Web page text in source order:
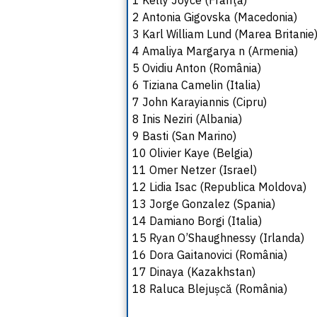
2 Antonia Gigovska (Macedonia)
3 Karl William Lund (Marea Britanie)
4 Amaliya Margarya n (Armenia)
5 Ovidiu Anton (România)
6 Tiziana Camelin (Italia)
7 John Karayiannis (Cipru)
8 Inis Neziri (Albania)
9 Basti (San Marino)
10 Olivier Kaye (Belgia)
11 Omer Netzer (Israel)
12 Lidia Isac (Republica Moldova)
13 Jorge Gonzalez (Spania)
14 Damiano Borgi (Italia)
15 Ryan O’Shaughnessy (Irlanda)
16 Dora Gaitanovici (România)
17 Dinaya (Kazakhstan)
18 Raluca Blejușcă (România)